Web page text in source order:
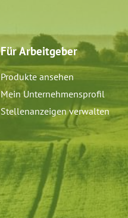
Für Arbeitgeber
Produkte ansehen
Mein Unternehmensprofil
Stellenanzeigen verwalten